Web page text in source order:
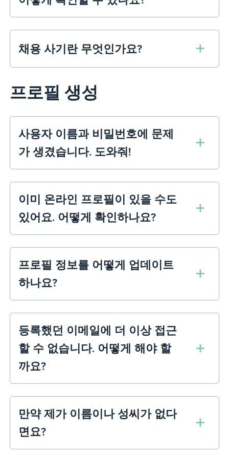
채용 사기란 무엇인가요?
프로필 생성
사용자 이름과 비밀번호에 문제
가 생겼습니다. 도와줘!
이미 온라인 프로필이 있을 수도
있어요. 어떻게 확인하나요?
프로필 정보를 어떻게 업데이트
하나요?
등록했던 이메일에 더 이상 접근
할 수 없습니다. 어떻게 해야 할
까요?
만약 제가 이름이나 성씨가 없다
면요?